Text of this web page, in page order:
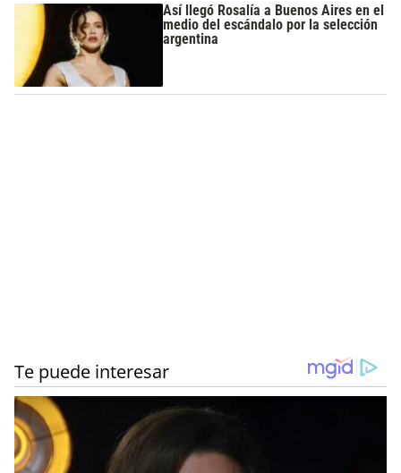
Así llegó Rosalía a Buenos Aires en el
medio del escándalo por la selección
argentina